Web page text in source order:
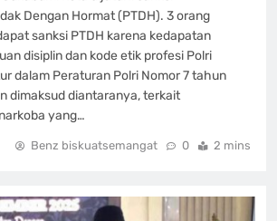
Dengan Hormat (PTDH). 3 orang
sanksi PTDH karena kedapatan
disiplin dan kode etik profesi Polri
dalam Peraturan Polri Nomor 7 tahun
dimaksud diantaranya, terkait
yang…
Benz biskuatsemangat 0 2 mins